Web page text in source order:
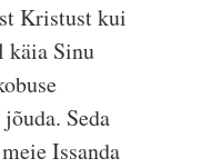
Kristust kui
käia Sinu
Seda
Issanda